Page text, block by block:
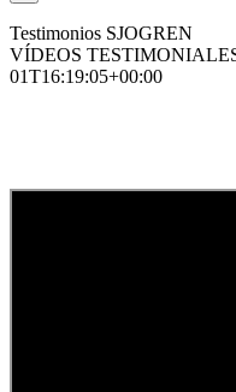
Testimonios SJOGREN
VÍDEOS
01T16:19:05+00:00